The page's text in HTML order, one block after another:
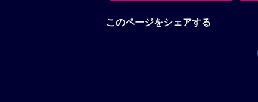
このページをシェアする